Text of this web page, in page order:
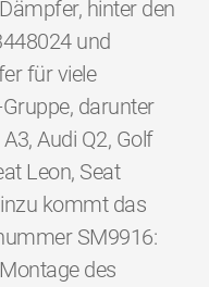
hinter den
und
für viele
darunter
Audi Q2, Golf
Leon, Seat
kommt das
SM9916:
des